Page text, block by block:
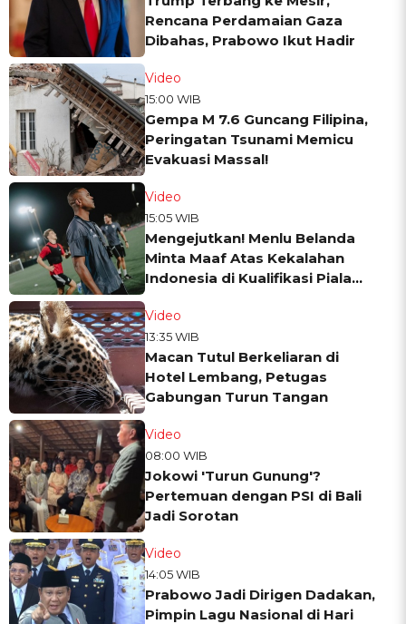
Rencana Perdamaian Gaza
Dibahas, Prabowo Ikut Hadir
Video
15:00 WIB
Gempa M 7.6 Guncang Filipina,
Peringatan Tsunami Memicu
Evakuasi Massal!
Video
15:05 WIB
Mengejutkan! Menlu Belanda
Minta Maaf Atas Kekalahan
Indonesia di Kualifikasi Piala
Video
13:35 WIB
Macan Tutul Berkeliaran di
Hotel Lembang, Petugas
Gabungan Turun Tangan
Video
08:00 WIB
Jokowi 'Turun Gunung'?
Pertemuan dengan PSI di Bali
Jadi Sorotan
Video
14:05 WIB
Prabowo Jadi Dirigen Dadakan,
Pimpin Lagu Nasional di Hari